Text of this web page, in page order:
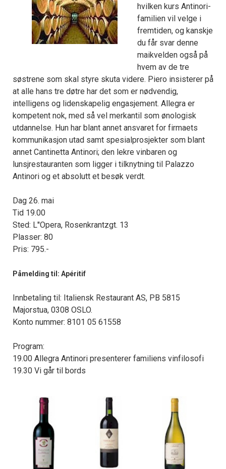
hvilken kurs Antinori-
familien vil velge i
fremtiden, og kanskje
du får svar denne
maikvelden også på
hvem av de tre
søstrene som skal styre skuta videre. Piero insisterer på
at alle hans tre døtre har det som er nødvendig,
intelligens og lidenskapelig engasjement. Allegra er
kompetent nok, med så vel merkantil som ønologisk
utdannelse. Hun har blant annet ansvaret for firmaets
kommunikasjon utad samt spesialprosjekter som blant
annet Cantinetta Antinori; den lekre vinbaren og
lunsjrestauranten som ligger i tilknytning til Palazzo
Antinori og et absolutt et besøk verdt.
Dag 26. mai
Tid 19.00
Sted: L''Opera, Rosenkrantzgt. 13
Plasser: 80
Pris: 795.-
Påmelding til: Apéritif
Innbetaling til: Italiensk Restaurant AS, PB 5815
Majorstua, 0308 OSLO.
Konto nummer: 8101 05 61558
Program:
19.00 Allegra Antinori presenterer familiens vinfilosofi
19.30 Vi går til bords